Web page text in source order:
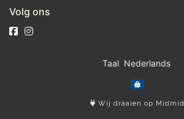
Volg ons
Taal
Wij draaien op Midmid